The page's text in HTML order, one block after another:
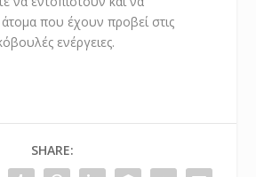
που έχουν προβεί στις
ενέργειες.
SHARE: